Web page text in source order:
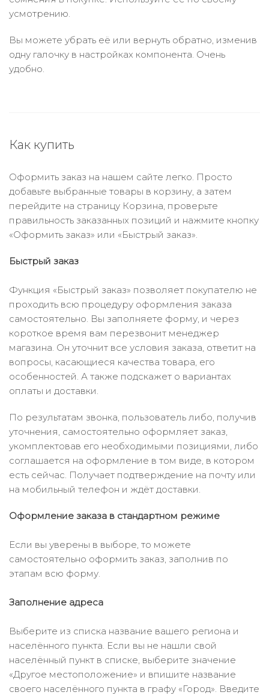
усмотрению.
Вы можете убрать её или вернуть обратно, изменив
одну галочку в настройках компонента. Очень
удобно.
Как купить
Оформить заказ на нашем сайте легко. Просто
добавьте выбранные товары в корзину, а затем
перейдите на страницу Корзина, проверьте
правильность заказанных позиций и нажмите кнопку
«Оформить заказ» или «Быстрый заказ».
Быстрый заказ
Функция «Быстрый заказ» позволяет покупателю не
проходить всю процедуру оформления заказа
самостоятельно. Вы заполняете форму, и через
короткое время вам перезвонит менеджер
магазина. Он уточнит все условия заказа, ответит на
вопросы, касающиеся качества товара, его
особенностей. А также подскажет о вариантах
оплаты и доставки.
По результатам звонка, пользователь либо, получив
уточнения, самостоятельно оформляет заказ,
укомплектовав его необходимыми позициями, либо
соглашается на оформление в том виде, в котором
есть сейчас. Получает подтверждение на почту или
на мобильный телефон и ждёт доставки.
Оформление заказа в стандартном режиме
Если вы уверены в выборе, то можете
самостоятельно оформить заказ, заполнив по
этапам всю форму.
Заполнение адреса
Выберите из списка название вашего региона и
населённого пункта. Если вы не нашли свой
населённый пункт в списке, выберите значение
«Другое местоположение» и впишите название
своего населённого пункта в графу «Город». Введите